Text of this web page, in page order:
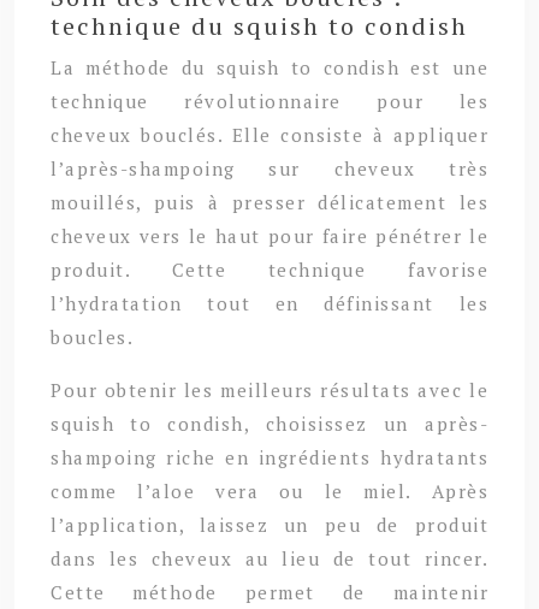
technique du squish to condish
La méthode du squish to condish est une
technique révolutionnaire pour les
cheveux bouclés. Elle consiste à appliquer
l’après-shampoing sur cheveux très
mouillés, puis à presser délicatement les
cheveux vers le haut pour faire pénétrer le
produit. Cette technique favorise
l’hydratation tout en définissant les
boucles.
Pour obtenir les meilleurs résultats avec le
squish to condish, choisissez un après-
shampoing riche en ingrédients hydratants
comme l’aloe vera ou le miel. Après
l’application, laissez un peu de produit
dans les cheveux au lieu de tout rincer.
Cette méthode permet de maintenir